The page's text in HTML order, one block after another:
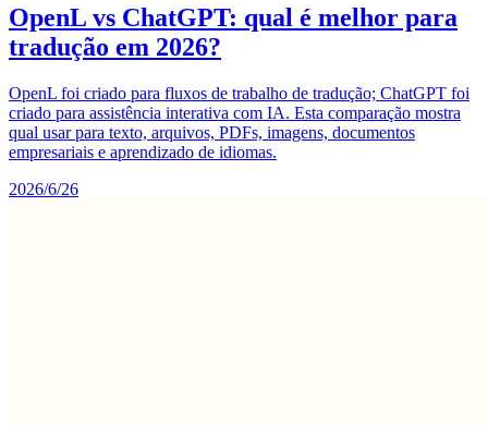
OpenL vs ChatGPT: qual é melhor para
tradução em 2026?
OpenL foi criado para fluxos de trabalho de tradução; ChatGPT foi
criado para assistência interativa com IA. Esta comparação mostra
qual usar para texto, arquivos, PDFs, imagens, documentos
empresariais e aprendizado de idiomas.
2026/6/26